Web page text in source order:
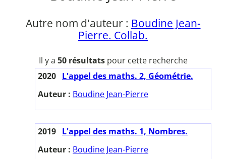
Autre nom d'auteur : Boudine Jean-
Pierre. Collab.
Il y a 50 résultatspour cette recherche
2020 L'appel des maths. 2, Géométrie.
Auteur : Boudine Jean-Pierre
2019 L'appel des maths. 1, Nombres.
Auteur : Boudine Jean-Pierre